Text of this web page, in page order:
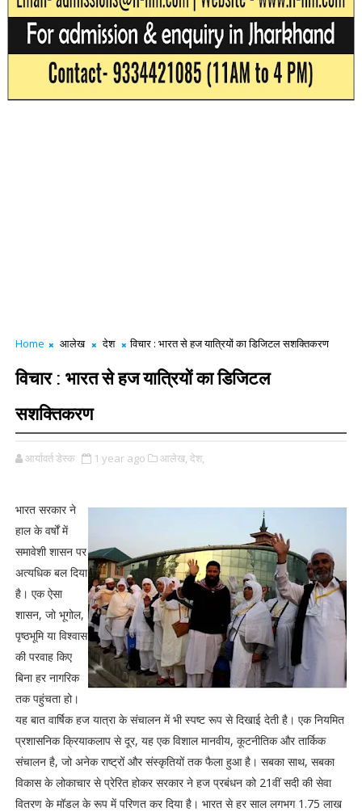
Home आलेख देश विचार : भारत से हज यात्रियों का डिजिटल सशक्तिकरण
विचार : भारत से हज यात्रियों का डिजिटल
सशक्तिकरण
आर्यावर्त डेस्क 1 year ago आलेख, देश,
भारत सरकार ने
हाल के वर्षों में
समावेशी शासन पर
अत्यधिक बल दिया
है। एक ऐसा
शासन, जो भूगोल,
पृष्ठभूमि या विश्वास
की परवाह किए
बिना हर नागरिक
तक पहुंचता हो।
यह बात वार्षिक हज यात्रा के संचालन में भी स्पष्ट रूप से दिखाई देती है। एक नियमित
प्रशासनिक क्रियाकलाप से दूर, यह एक विशाल मानवीय, कूटनीतिक और तार्किक
संचालन है, जो अनेक राष्ट्रों और संस्कृतियों तक फैला हुआ है। सबका साथ, सबका
विकास के लोकाचार से प्रेरित होकर सरकार ने हज प्रबंधन को 21वीं सदी की सेवा
वितरण के मॉडल के रूप में परिणत कर दिया है। भारत से हर साल लगभग 1.75 लाख